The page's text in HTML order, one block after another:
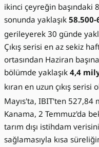
ikinci çeyreğin başındaki
sonunda yaklaşık
gerileyerek 30 günde
Çıkış serisi en az sekiz
ortasından Haziran
bölümde yaklaşık 4,4
kıran en uzun çıkış serisi
Mayıs'ta, IBIT'ten 527,84
Kanama, 2 Temmuz'da
tarım dışı istihdam
sağlamasıyla kısa